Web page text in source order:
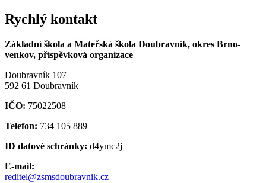
Rychlý kontakt
Základní škola a Mateřská škola Doubravník, okres Brno-
venkov, příspěvková organizace
Doubravník 107
592 61 Doubravník
IČO: 75022508
Telefon: 734 105 889
ID datové schránky: d4ymc2j
E-mail:
reditel@zsmsdoubravnik.cz